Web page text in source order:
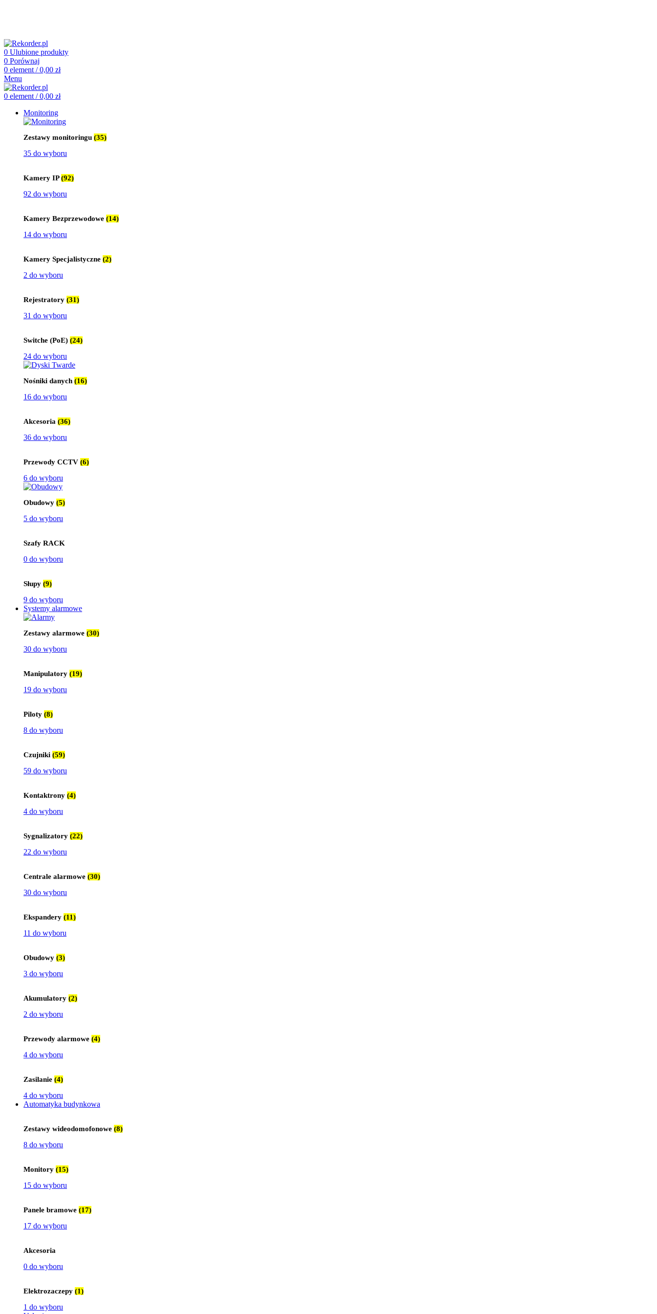
0 Ulubione produkty
0 Porównaj
0 element / 0,00 zł
Menu
0 element / 0,00 zł
Monitoring
Zestawy monitoringu (35)
35 do wyboru
Kamery IP(92)
92 do wyboru
Kamery Bezprzewodowe (14)
14 do wyboru
Kamery Specjalistyczne (2)
2 do wyboru
Rejestratory (31)
31 do wyboru
Switche (PoE) (24)
24 do wyboru
Nośniki danych (16)
16 do wyboru
Akcesoria (36)
36 do wyboru
Przewody CCTV (6)
6 do wyboru
Obudowy (5)
5 do wyboru
Szafy RACK
0 do wyboru
Słupy (9)
9 do wyboru
Systemy alarmowe
Zestawy alarmowe (30)
30 do wyboru
Manipulatory (19)
19 do wyboru
Piloty (8)
8 do wyboru
Czujniki (59)
59 do wyboru
Kontaktrony (4)
4 do wyboru
Sygnalizatory (22)
22 do wyboru
Centrale alarmowe (30)
30 do wyboru
Ekspandery (11)
11 do wyboru
Obudowy (3)
3 do wyboru
Akumulatory (2)
2 do wyboru
Przewody alarmowe (4)
4 do wyboru
Zasilanie (4)
4 do wyboru
Automatyka budynkowa
Zestawy wideodomofonowe (8)
8 do wyboru
Monitory (15)
15 do wyboru
Panele bramowe (17)
17 do wyboru
Akcesoria
0 do wyboru
Elektrozaczepy (1)
1 do wyboru